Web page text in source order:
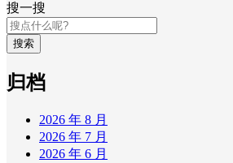
搜一搜
搜索
归档
2026 年 8 月
2026 年 7 月
2026 年 6 月